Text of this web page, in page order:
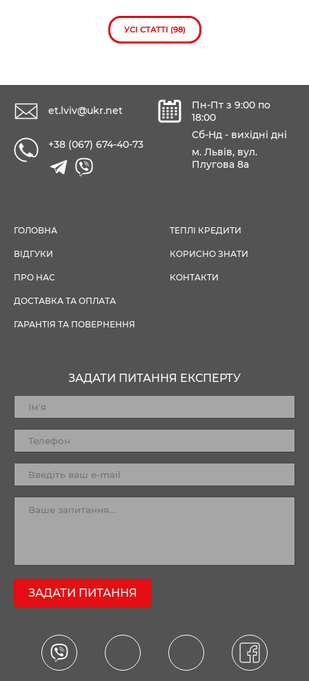
УСІ СТАТТІ (98)
et.lviv@ukr.net
+38 (067) 674-40-73
Пн-Пт з 9:00 по
18:00
Сб-Нд - вихідні дні
м. Львів, вул.
Плугова 8а
ГОЛОВНА
ВІДГУКИ
ПРО НАС
ДОСТАВКА ТА ОПЛАТА
ГАРАНТІЯ ТА ПОВЕРНЕННЯ
ТЕПЛІ КРЕДИТИ
КОРИСНО ЗНАТИ
КОНТАКТИ
ЗАДАТИ ПИТАННЯ ЕКСПЕРТУ
ЗАДАТИ ПИТАННЯ